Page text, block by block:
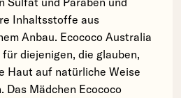
Inhaltsstoffe aus
Anbau. Ecococo Australia
diejenigen, die glauben,
Haut auf natürliche Weise
Mädchen Ecococo